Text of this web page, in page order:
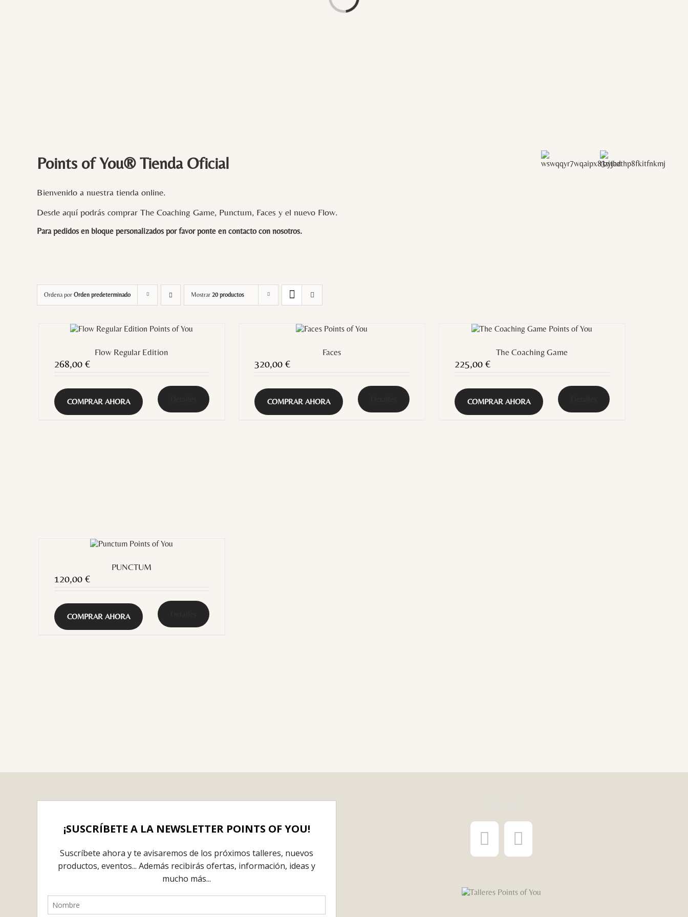
Loading...
Points of You® Tienda Oficial
Bienvenido a nuestra tienda online.
Desde aquí podrás comprar The Coaching Game, Punctum, Faces y el nuevo Flow.
Para pedidos en bloque personalizados por favor ponte en contacto con nosotros.
Ordena por Orden predeterminado Mostrar 20 productos
Flow Regular Edition
268,00 €
COMPRAR AHORA
Faces
320,00 €
COMPRAR AHORA
The Coaching Game
225,00 €
COMPRAR AHORA
PUNCTUM
120,00 €
COMPRAR AHORA